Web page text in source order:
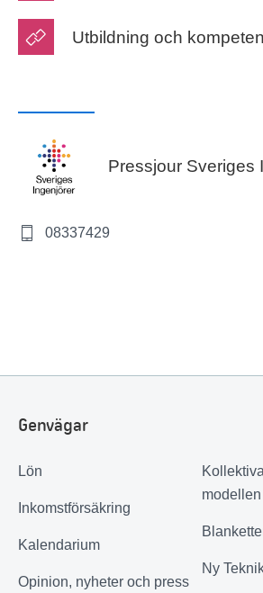
Utbildning och
Pressjour Sveriges
08337429
Genvägar
Lön
Inkomstförsäkring
Kalendarium
Opinion, nyheter och press
modellen
Ny